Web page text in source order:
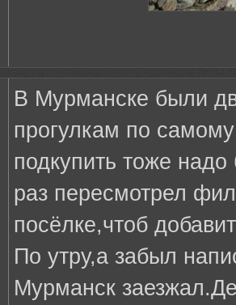
В Мурманске были
прогулкам по
подкупить тоже
раз пересмотрел
посёлке,чтоб
По утру,а забыл
Мурманск